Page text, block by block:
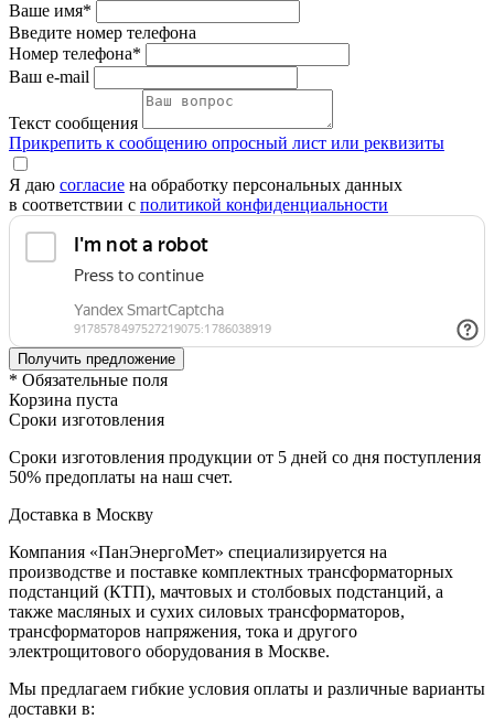
Ваше имя*
Введите номер телефона
Номер телефона*
Ваш e-mail
Текст сообщения
Прикрепить к сообщению опросный лист или реквизиты
Я даю согласие на обработку персональных данных
в соответствии с политикой конфиденциальности
* Обязательные поля
Корзина пуста
Сроки изготовления
Сроки изготовления продукции от 5 дней со дня поступления
50% предоплаты на наш счет.
Доставка в Москву
Компания «ПанЭнергоМет» специализируется на
производстве и поставке комплектных трансформаторных
подстанций (КТП), мачтовых и столбовых подстанций, а
также масляных и сухих силовых трансформаторов,
трансформаторов напряжения, тока и другого
электрощитового оборудования в Москве.
Мы предлагаем гибкие условия оплаты и различные варианты
доставки в: